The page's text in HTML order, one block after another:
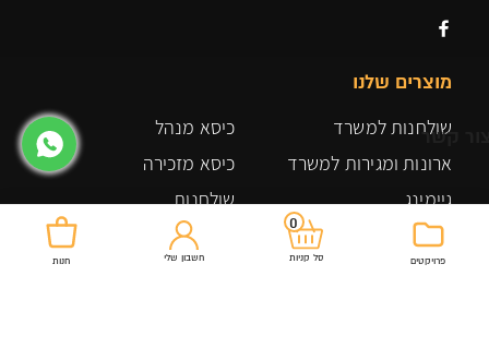
קשר
מוצרים שלנו
שולחנות למשרד
ארונות ומגירות למשרד
גיימינג
שולחן ביתי למשרד
ארונות אחסון ומדפים
כיסא מנהל
כיסא מזכירה
שולחנות
ארונות אחסון
פרויקטים
0
סל קניות חשבון שלי חנות